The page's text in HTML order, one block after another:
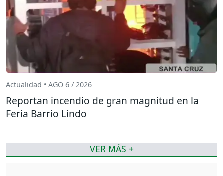
Actualidad • AGO 6 / 2026
Reportan incendio de gran magnitud en la
Feria Barrio Lindo
VER MÁS +